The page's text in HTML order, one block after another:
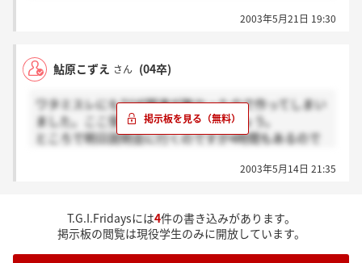
いてパフォーマンスします。
わからないことがあれば採用担当の人に聞いてみると
いいです。親身になってくれますよ。
私も、もし気づけばお答えします。
点です。決してリーズナブルとは言えないけど料金以
ます！
2003年5月21日 19:30
鮎原こずえ さん (04卒)
ワタミスレにもTGIF関連が無かったので作ってしまい
ました。ここ受ける方情報交換しましょう。
ところで明日説明会に行くのですが4時間もあるので
「あなたらしい服装で」ということなんですがフライ
2003年5月14日 21:35
T.G.I.Fridaysには4件の書き込みがあります。
掲示板の閲覧は現役学生のみに開放しています。